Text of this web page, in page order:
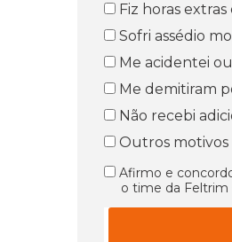
Fiz horas
Sofri assédio
Me acidentei
Me demitiram
Não recebi
Outros motivos
Afirmo e
o time da Feltrim